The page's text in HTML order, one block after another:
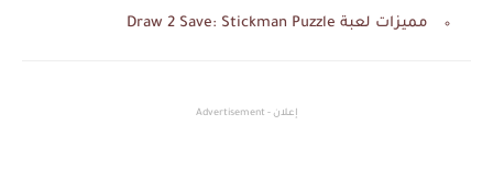
مميزات لعبة Draw 2 Save: Stickman Puzzle
إعلان - Advertisement